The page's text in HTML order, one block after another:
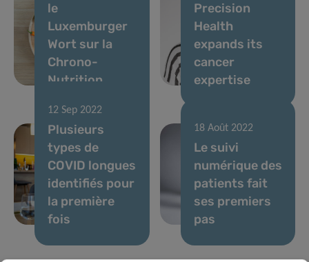
le
Luxemburger
Wort sur la
Chrono-
Nutrition
Precision
Health
expands its
cancer
expertise
12 Sep 2022
Plusieurs
types de
COVID longues
identifiés pour
la première
fois
18 Août 2022
Le suivi
numérique des
patients fait
ses premiers
pas